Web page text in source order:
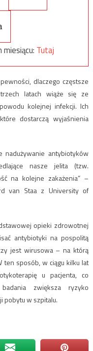
Tutaj
dlaczego częstsze
latach wiąże się ze
kolejnej infekcji. Ich
dostarczą wyjaśnienia
nadużywanie antybiotyków
nasze jelita (tzw.
na kolejne zakażenia” –
van Staa z University of
opieki zdrowotnej
antybiotyki na pospolitą
jest wirusowa – na którą
ten sposób, w ciągu kilku lat
u pacjenta, co
zwiększa ryzyko
pobytu w szpitalu.